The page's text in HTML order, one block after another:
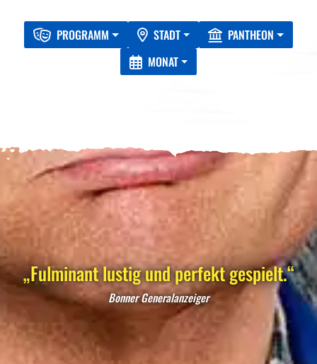
PROGRAMM STADT
PANTHEON
MONAT
„Fulminant lustig und perfekt gespielt.“
Bonner Generalanzeiger